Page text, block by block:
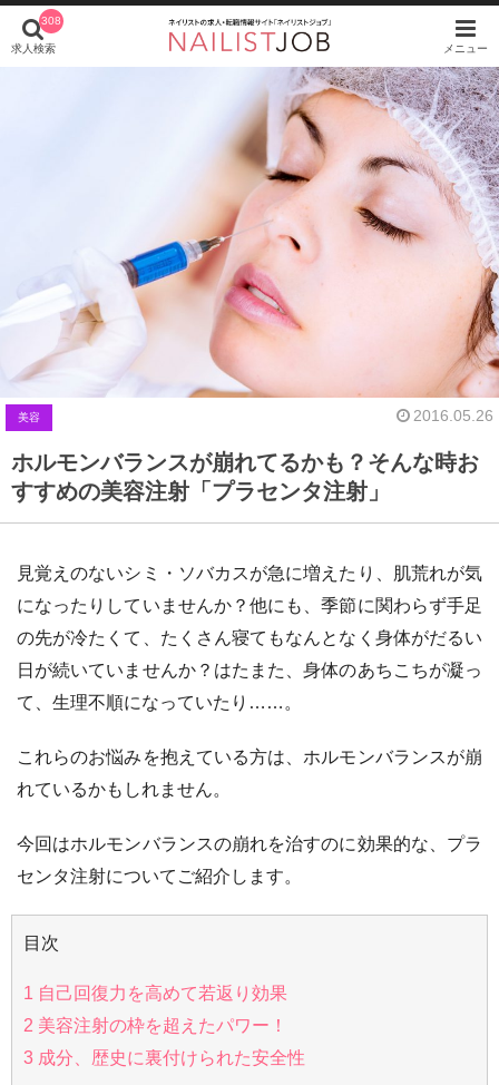
308
求人検索 メニュー
美容 2016.05.26
ホルモンバランスが崩れてるかも？そんな時お
すすめの美容注射「プラセンタ注射」
見覚えのないシミ・ソバカスが急に増えたり、肌荒れが気
になったりしていませんか？他にも、季節に関わらず手足
の先が冷たくて、たくさん寝てもなんとなく身体がだるい
日が続いていませんか？はたまた、身体のあちこちが凝っ
て、生理不順になっていたり……。
これらのお悩みを抱えている方は、ホルモンバランスが崩
れているかもしれません。
今回はホルモンバランスの崩れを治すのに効果的な、プラ
センタ注射についてご紹介します。
目次
1 自己回復力を高めて若返り効果
2 美容注射の枠を超えたパワー！
3 成分、歴史に裏付けられた安全性